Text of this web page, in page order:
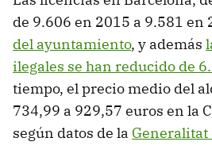
de 9.606 en 2015 a 9.581 en
del ayuntamiento, y además
ilegales se han reducido de
tiempo, el precio medio del
734,99 a 929,57 euros en la
según datos de la Generalitat